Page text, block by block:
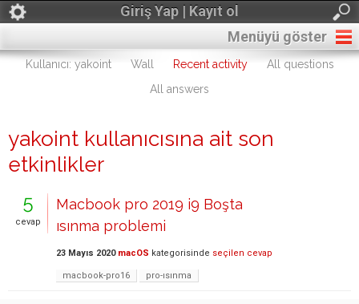
Giriş Yap | Kayıt ol
Menüyü göster
Kullanıcı: yakoint Wall Recent activity
All questions
All answers
yakoint kullanıcısına ait son
etkinlikler
5
cevap
Macbook pro 2019 i9 Boşta
ısınma problemi
23 Mayıs 2020 macOS kategorisinde seçilen cevap
macbook-pro16 pro-ısınma